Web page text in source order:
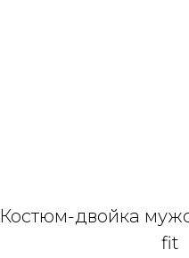
Костюм-двойка
fit